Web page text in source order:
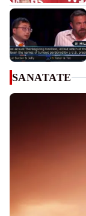
SANATATE